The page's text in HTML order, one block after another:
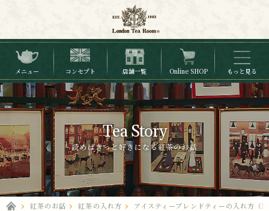
メニュー コンセプト 店舗一覧 Online SHOP もっと見る
Tea Story
読めばきっと好きになる紅茶のお話
紅茶のお話 紅茶の入れ方 アイスティーブレンドティーの入れ方（